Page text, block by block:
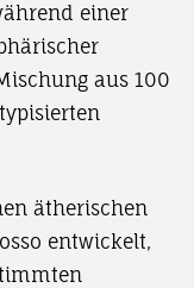
einer
aus 100
ätherischen
entwickelt,